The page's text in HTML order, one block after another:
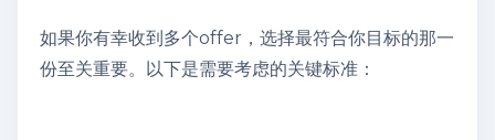
如果你有幸收到多个offer，选择最符合你目标的那一
份至关重要。以下是需要考虑的关键标准：